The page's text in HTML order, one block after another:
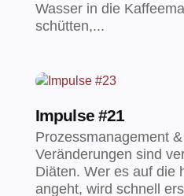
Wasser in die
schütten,...
Impulse #21
Prozessmanagement
Veränderungen sind
Diäten. Wer es auf die
angeht, wird schnell